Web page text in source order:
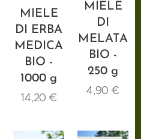
MIELE
DI ERBA
MEDICA
BIO -
1000 g
14,20 €
MIELE
DI
MELATA
BIO -
250 g
4,90 €